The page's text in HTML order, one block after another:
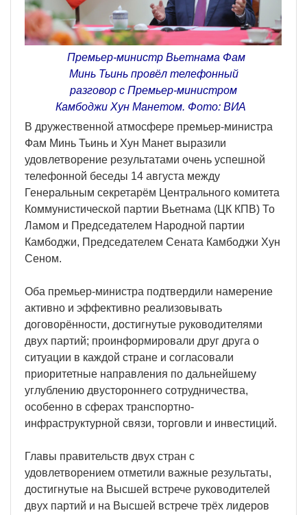
Премьер-министр Вьетнама Фам
Минь Тьинь провёл телефонный
разговор с Премьер-министром
Камбоджи Хун Манетом. Фото: ВИА
В дружественной атмосфере премьер-министра
Фам Минь Тьинь и Хун Манет выразили
удовлетворение результатами очень успешной
телефонной беседы 14 августа между
Генеральным секретарём Центрального комитета
Коммунистической партии Вьетнама (ЦК КПВ) То
Ламом и Председателем Народной партии
Камбоджи, Председателем Сената Камбоджи Хун
Сеном.
Оба премьер-министра подтвердили намерение
активно и эффективно реализовывать
договорённости, достигнутые руководителями
двух партий; проинформировали друг друга о
ситуации в каждой стране и согласовали
приоритетные направления по дальнейшему
углублению двустороннего сотрудничества,
особенно в сферах транспортно-
инфраструктурной связи, торговли и инвестиций.
Главы правительств двух стран с
удовлетворением отметили важные результаты,
достигнутые на Высшей встрече руководителей
двух партий и на Высшей встрече трёх лидеров